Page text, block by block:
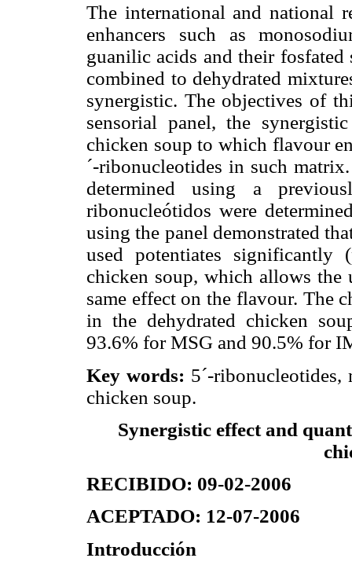
The international and national
enhancers such as
guanilic acids and their
combined to dehydrated
synergistic. The objectives of
sensorial panel, the
chicken soup to which flavour
´-ribonucleotides in such
determined using a
ribonucleótidos were
using the panel demonstrated
used potentiates
chicken soup, which allows
same effect on the flavour. The
in the dehydrated chicken
93.6% for MSG and 90.5% for
Key words: 5´-ribonucleotides,
chicken soup.
Synergistic effect and
RECIBIDO: 09-02-2006
ACEPTADO: 12-07-2006
Introducción